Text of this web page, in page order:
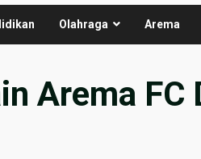
Olahraga Arema
Arema